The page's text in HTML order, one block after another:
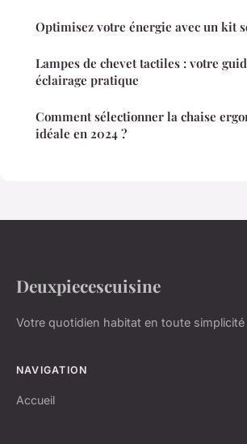
Optimisez votre énergie avec un kit
Lampes de chevet tactiles : votre
éclairage pratique
Comment sélectionner la chaise
idéale en 2024 ?
Deuxpiecescuisine
Votre quotidien habitat en toute simplicité
NAVIGATION
Accueil